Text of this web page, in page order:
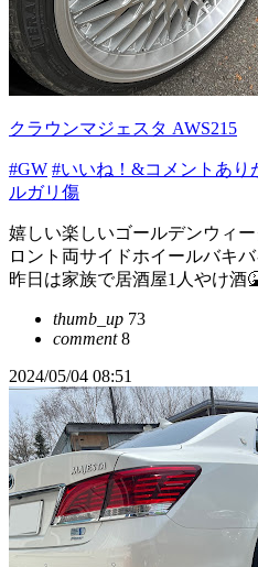
クラウンマジェスタ AWS215
#GW #いいね！&コメントあり
ルガリ傷
嬉しい楽しいゴールデンウィ
ロント両サイドホイールバキ
昨日は家族で居酒屋1人やけ酒
thumb_up 73
comment8
2024/05/04 08:51